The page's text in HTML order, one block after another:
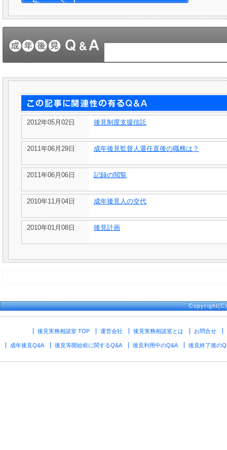
2012年05月02日 後見制度支援信託
2011年06月29日 成年後見監督人選任直後の職務は？
2011年06月06日 記録の閲覧
2010年11月04日 成年後見人の交代
2010年01月08日 後見計画
後見実務相談室 TOP 運営会社 後見実務相談室とは お問合せ
成年後見Q&A 後見等開始前に関するQ&A 後見利用中のQ&A 後見終了後の